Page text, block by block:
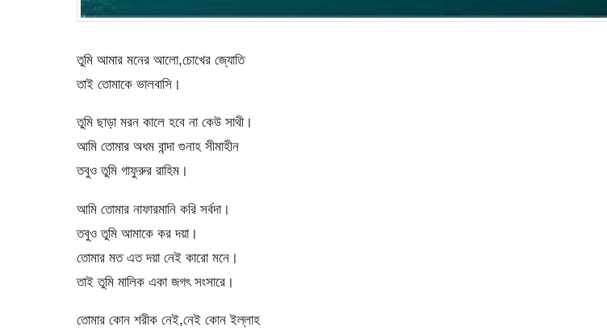
তুমি আমার মনের আলো,চোখের জ্যোতি
তাই তোমাকে ভালবাসি।
তুমি ছাড়া মরন কালে হবে না কেউ সাথী।
আমি তোমার অধম বান্দা গুনাহ সীমাহীন
তবুও তুমি গাফুরুর রাহিম।
আমি তোমার নাফারমানি করি সর্বদা।
তবুও তুমি আমাকে কর দয়া।
তোমার মত এত দয়া নেই কারো মনে।
তাই তুমি মালিক একা জগৎ সংসারে।
তোমার কোন শরীক নেই,নেই কোন ইল্লাহ